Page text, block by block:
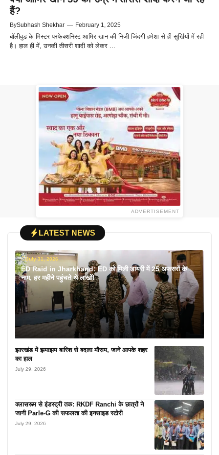
हैं?
BySubhash Shekhar — February 1, 2025
बॉलीवुड के मिस्टर परफेक्शनिस्ट आमिर खान की निजी जिंदगी हमेशा से ही सुर्खियों में रही
है। हाल ही में, उनकी तीसरी शादी को लेकर ...
ADVERTISEMENT
LATEST NEWS
July 31, 2026
ED Raid in Jharkhand: ED को मिली डायरी में 25 अफसरों के
नाम, हर महीने पहुंचते थे लाखों!
झारखंड में झमाझम बारिश से बदला मौसम, जानें आपके शहर
का हाल
July 29, 2026
क्लासरूम से इंडस्ट्री तक: RKDF Ranchi के छात्रों ने
जानी Parle-G की सफलता की इनसाइड स्टोरी
July 29, 2026